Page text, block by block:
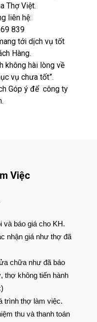
Thợ Việt.
liên hệ:
839
tới dịch vụ tốt
Hàng.
không hài lòng về
vụ chưa tốt”.
Góp ý để công ty
Việc
và báo giá cho KH.
nhận giá như thợ đã
chữa như đã báo
thợ không tiến hành
trình thợ làm việc.
thu và thanh toán